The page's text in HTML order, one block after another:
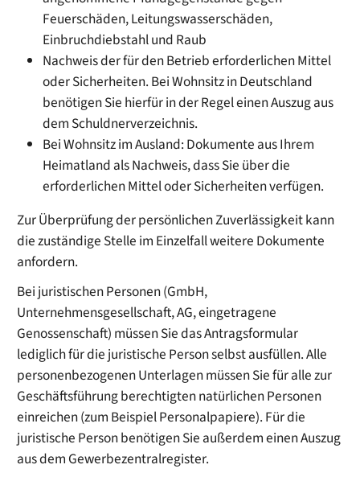
Feuerschäden, Leitungswasserschäden,
Einbruchdiebstahl und Raub
Nachweis der für den Betrieb erforderlichen Mittel
oder Sicherheiten. Bei Wohnsitz in Deutschland
benötigen Sie hierfür in der Regel einen Auszug aus
dem Schuldnerverzeichnis.
Bei Wohnsitz im Ausland: Dokumente aus Ihrem
Heimatland als Nachweis, dass Sie über die
erforderlichen Mittel oder Sicherheiten verfügen.
Zur Überprüfung der persönlichen Zuverlässigkeit kann
die zuständige Stelle im Einzelfall weitere Dokumente
anfordern.
Bei juristischen Personen (GmbH,
Unternehmensgesellschaft, AG, eingetragene
Genossenschaft) müssen Sie das Antragsformular
lediglich für die juristische Person selbst ausfüllen. Alle
personenbezogenen Unterlagen müssen Sie für alle zur
Geschäftsführung berechtigten natürlichen Personen
einreichen (zum Beispiel Personalpapiere). Für die
juristische Person benötigen Sie außerdem einen Auszug
aus dem Gewerbezentralregister.